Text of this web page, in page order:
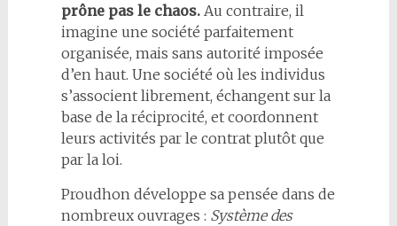
prône pas le chaos. Au contraire, il
imagine une société parfaitement
organisée, mais sans autorité imposée
d’en haut. Une société où les individus
s’associent librement, échangent sur la
base de la réciprocité, et coordonnent
leurs activités par le contrat plutôt que
par la loi.
Proudhon développe sa pensée dans de
nombreux ouvrages : Système des